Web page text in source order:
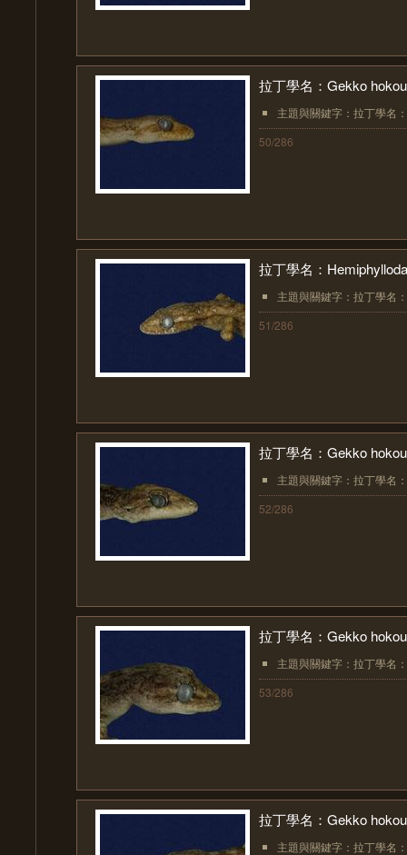
拉丁學名：Gekko
主題與關鍵字：拉丁學名
50/286
拉丁學名：
主題與關鍵字：拉丁學名
51/286
拉丁學名：Gekko
主題與關鍵字：拉丁學名
52/286
拉丁學名：Gekko
主題與關鍵字：拉丁學名
53/286
拉丁學名：Gekko
主題與關鍵字：拉丁學名